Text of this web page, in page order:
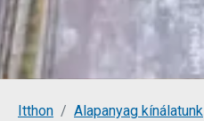
You are here:
Itthon Alapanyag kínálatunk